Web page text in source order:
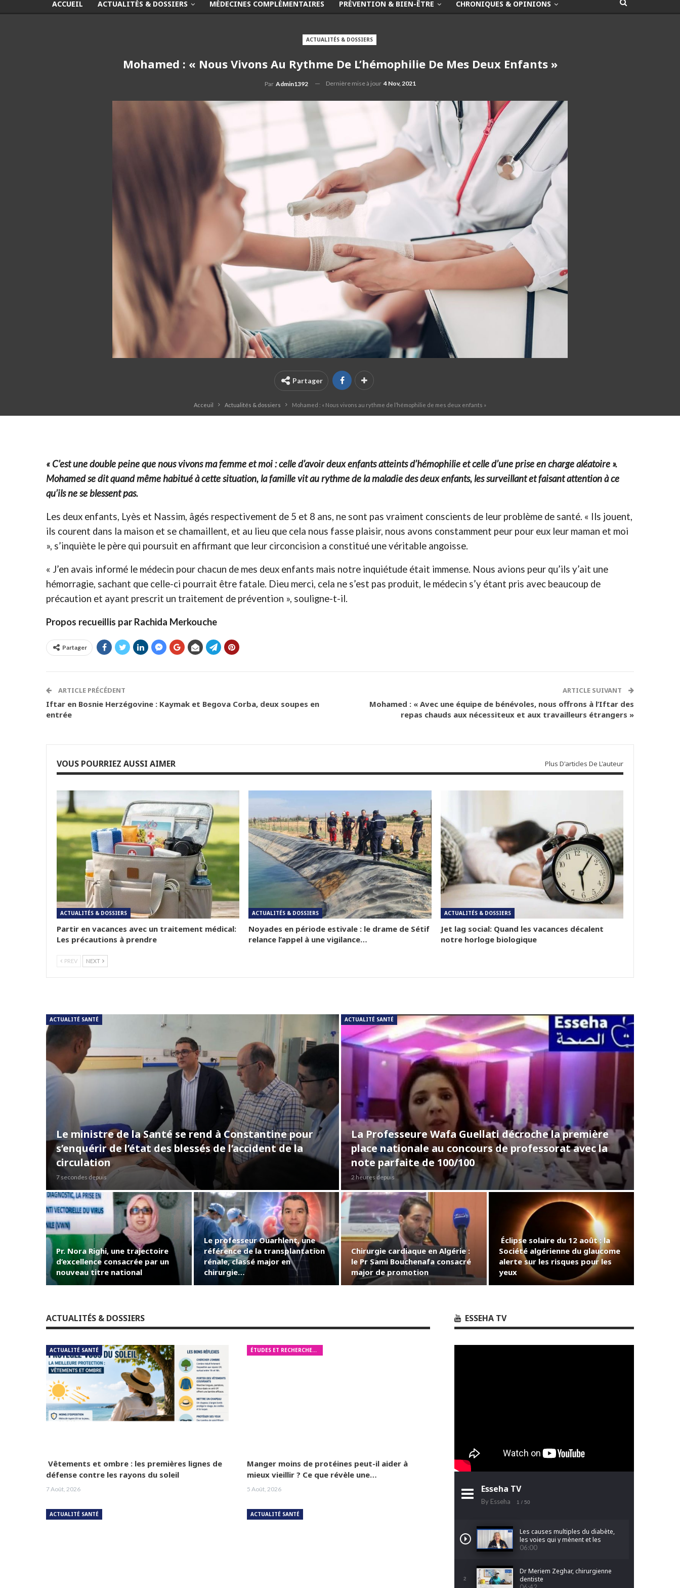
ACCUEIL ACTUALITÉS & DOSSIERS MÉDECINES COMPLÉMENTAIRES PRÉVENTION & BIEN-ÊTRE CHRONIQUES & OPINIONS
ACTUALITÉS & DOSSIERS
Mohamed : « Nous Vivons Au Rythme De L’hémophilie De Mes Deux Enfants »
Par Admin1392 Dernière mise à jour 4 Nov, 2021
Partager
Acceuil Actualités & dossiers Mohamed : « Nous vivons au rythme de l’hémophilie de mes deux enfants »
« C’est une double peine que nous vivons ma femme et moi : celle d’avoir deux enfants atteints d’hémophilie et celle d’une prise en charge aléatoire ».
Mohamed se dit quand même habitué à cette situation, la famille vit au rythme de la maladie des deux enfants, les surveillant et faisant attention à ce
qu’ils ne se blessent pas.
Les deux enfants, Lyès et Nassim, âgés respectivement de 5 et 8 ans, ne sont pas vraiment conscients de leur problème de santé. « Ils jouent,
ils courent dans la maison et se chamaillent, et au lieu que cela nous fasse plaisir, nous avons constamment peur pour eux leur maman et moi
», s’inquiète le père qui poursuit en affirmant que leur circoncision a constitué une véritable angoisse.
« J’en avais informé le médecin pour chacun de mes deux enfants mais notre inquiétude était immense. Nous avions peur qu’ils y’ait une
hémorragie, sachant que celle-ci pourrait être fatale. Dieu merci, cela ne s’est pas produit, le médecin s’y étant pris avec beaucoup de
précaution et ayant prescrit un traitement de prévention », souligne-t-il.
Propos recueillis par Rachida Merkouche
Partager
ARTICLE PRÉCÉDENT
Iftar en Bosnie Herzégovine : Kaymak et Begova Corba, deux soupes en
entrée
ARTICLE SUIVANT
Mohamed : « Avec une équipe de bénévoles, nous offrons à l’Iftar des
repas chauds aux nécessiteux et aux travailleurs étrangers »
VOUS POURRIEZ AUSSI AIMER Plus D'articles De L'auteur
ACTUALITÉS & DOSSIERS
Partir en vacances avec un traitement médical:
Les précautions à prendre
ACTUALITÉS & DOSSIERS
Noyades en période estivale : le drame de Sétif
relance l’appel à une vigilance…
ACTUALITÉS & DOSSIERS
Jet lag social: Quand les vacances décalent
notre horloge biologique
PREV NEXT
ACTUALITÉ SANTÉ
Le ministre de la Santé se rend à Constantine pour
s’enquérir de l’état des blessés de l’accident de la
circulation
7 secondes depuis
ACTUALITÉ SANTÉ
La Professeure Wafa Guellati décroche la première
place nationale au concours de professorat avec la
note parfaite de 100/100
2 heures depuis
Pr. Nora Righi, une trajectoire
d’excellence consacrée par un
nouveau titre national
Le professeur Ouarhlent, une
référence de la transplantation
rénale, classé major en
chirurgie…
Chirurgie cardiaque en Algérie :
le Pr Sami Bouchenafa consacré
major de promotion
Éclipse solaire du 12 août : la
Société algérienne du glaucome
alerte sur les risques pour les
yeux
ACTUALITÉS & DOSSIERS
ACTUALITÉ SANTÉ
Vêtements et ombre : les premières lignes de
défense contre les rayons du soleil
7 Août, 2026
ÉTUDES ET RECHERCHES MÉDICALES
Manger moins de protéines peut-il aider à
mieux vieillir ? Ce que révèle une…
5 Août, 2026
ACTUALITÉ SANTÉ ACTUALITÉ SANTÉ
ESSEHA TV
Esseha TV
By Esseha 1 / 50
Les causes multiples du diabète,
les voies qui y mènent et les
facteurs qui l'aggravent.
06:00
2
Dr Meriem Zeghar, chirurgienne
dentiste